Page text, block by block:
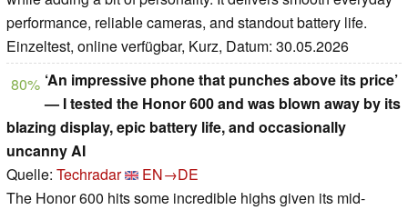
performance, reliable cameras, and standout battery life.
Einzeltest, online verfügbar, Kurz, Datum: 30.05.2026
80% ‘An impressive phone that punches above its price’
— I tested the Honor 600 and was blown away by its
blazing display, epic battery life, and occasionally
uncanny AI
Quelle: Techradar
EN→DE
The Honor 600 hits some incredible highs given its mid-